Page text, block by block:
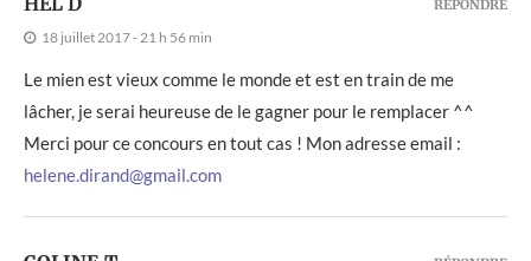
18 juillet 2017 - 21 h 56 min
Le mien est vieux comme le monde et est en train de me
lâcher, je serai heureuse de le gagner pour le remplacer ^^
Merci pour ce concours en tout cas ! Mon adresse email :
helene.dirand@gmail.com
RÉPONDRE